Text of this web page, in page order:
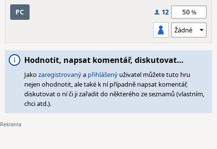
PC 12 50
Hodnotit, napsat komentář, diskutovat…
Jakozaregistrovanýa přihlášený uživatel můžete tuto hru
nejen ohodnotit, ale také k ní případně napsat komentář,
diskutovat o ní či ji zařadit do některého ze seznamů (vlastním,
chci atd.).